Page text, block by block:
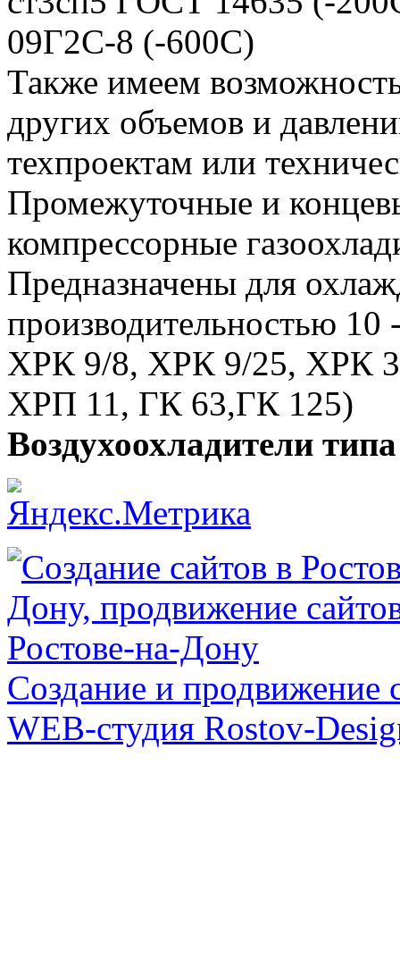
09Г2С-8 (-600С)
Также имеем
других объемов и
техпроектам или
Промежуточные и
компрессорные
Предназначены для
производительностью 10
ХРК 9/8, ХРК 9/25, ХРК
ХРП 11, ГК 63,ГК 125)
Воздухоохладители
Создание и продвижение
WEB-студия Rostov-